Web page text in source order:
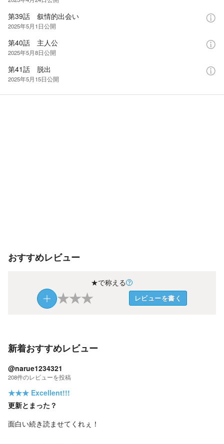
第39話 叙情的出会い
2025年5月1日公開
第40話 主人公
2025年5月8日公開
第41話 脱出
2025年5月15日公開
おすすめレビュー
★で称える
★★★ レビューを書く
新着おすすめレビュー
@narue1234321
208件のレビューを投稿
★★★ Excellent!!!
更新とまった？
面白い続き読ませてくれぇ！